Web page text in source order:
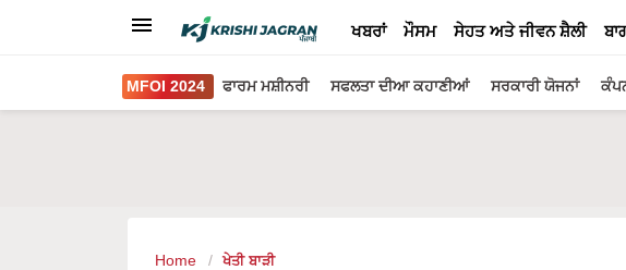
ਖਬਰਾਂ ਮੌਸਮ ਸੇਹਤ ਅਤੇ ਜੀਵਨ ਸ਼ੈਲੀ
MFOI 2024 ਫਾਰਮ ਮਸ਼ੀਨਰੀ ਸਫਲਤਾ ਦੀਆ ਕਹਾਣੀਆਂ ਸਰਕਾਰੀ ਯੋਜਨਾਂ
Home ਖੇਤੀ ਬਾੜੀ